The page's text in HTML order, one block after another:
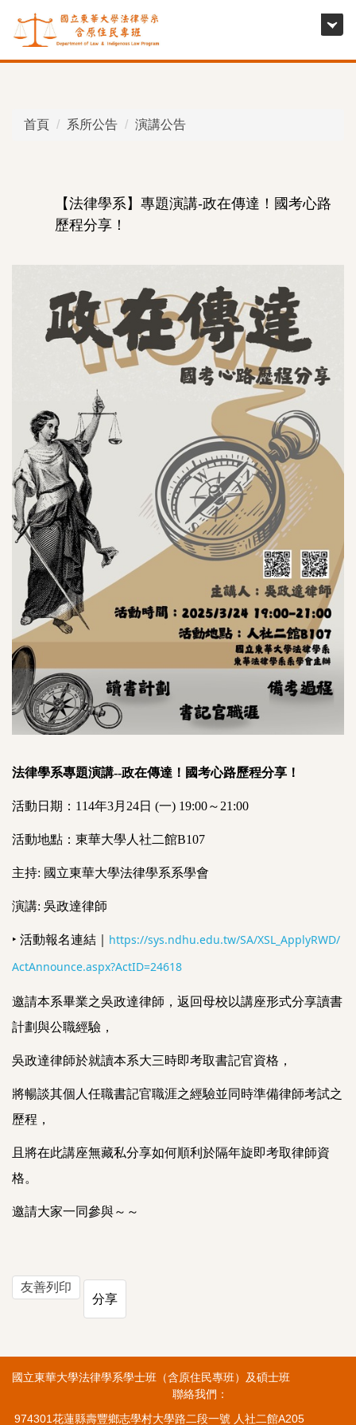
到
首頁 系所公告 演講公告
【法律學系】專題演講-政在傳達！國考心路
歷程分享！
法律學系專題演講--政在傳達！國考心路歷程分享！
活動日期：114年3月24日 (一) 19:00～21:00
活動地點：東華大學人社二館B107
主持: 國立東華大學法律學系系學會
演講: 吳政達律師
‣ 活動報名連結｜ https://sys.ndhu.edu.tw/SA/XSL_ApplyRWD/
ActAnnounce.aspx?ActID=24618
邀請本系畢業之吳政達律師，返回母校以講座形式分享讀書
計劃與公職經驗，
吳政達律師於就讀本系大三時即考取書記官資格，
將暢談其個人任職書記官職涯之經驗並同時準備律師考試之
歷程，
且 將在此講座無藏私分享如何順利於隔年旋即考取律師資
格。
邀請大家一同參與～～
友善列印
分享
國立東華大學法律學系學士班（含原住民專班）及碩士班
聯絡我們：
974301花蓮縣壽豐鄉志學村大學路二段一號 人社二館A205